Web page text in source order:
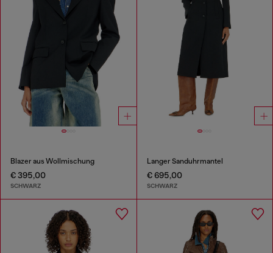
Blazer aus Wollmischung
€ 395,00
SCHWARZ
Langer Sanduhrmantel
€ 695,00
SCHWARZ